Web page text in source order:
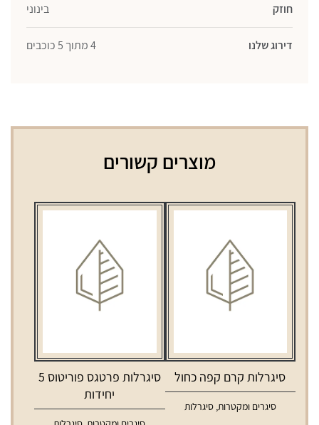
חוזק בינוני
דירוג שלנו 4 מתוך 5 כוכבים
מוצרים קשורים
סיגרלות קרם קפה כחול
סיגרים ומקטרות,סיגרלות
סיגרלות פרטגס פוריטוס 5
יחידות